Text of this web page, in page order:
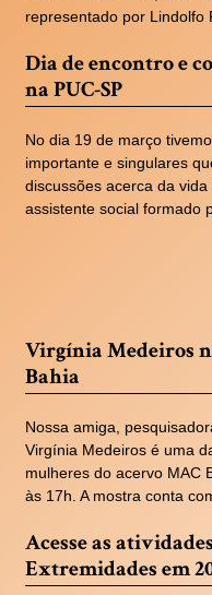
representado por Lindolfo
Dia de encontro e
na PUC-SP
No dia 19 de março
importante e singulares
discussões acerca da
assistente social formado
Virgínia Medeiros
Bahia
Nossa amiga,
Virgínia Medeiros é uma
mulheres do acervo MAC
às 17h. A mostra conta
Acesse as
Extremidades em